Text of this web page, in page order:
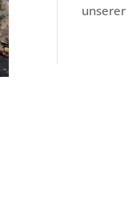
unserer